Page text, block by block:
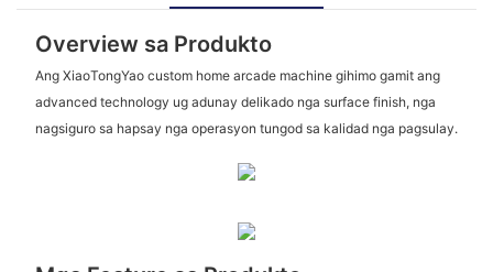
Overview sa Produkto
Ang XiaoTongYao custom home arcade machine gihimo gamit ang
advanced technology ug adunay delikado nga surface finish, nga
nagsiguro sa hapsay nga operasyon tungod sa kalidad nga pagsulay.